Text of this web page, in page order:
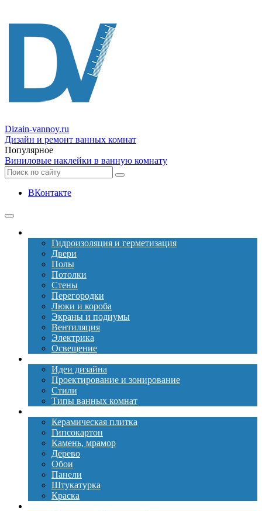
Dizain-vannoy.ru
Дизайн и ремонт ванных комнат
Популярное
Виниловые наклейки в ванную комнату
ВКонтакте
Гидроизоляция и герметизация
Двери
Полы
Потолки
Стены
Перегородки
Люки и короба
Экраны и подиумы
Вентиляция
Электрика
Освещение
Идеи дизайна
Проектирование и зонирование
Стили
Типы ванных комнат
Керамическая плитка
Гипсокартон
Камень, мрамор
Дерево
Обои
Панели
Штукатурка
Краска